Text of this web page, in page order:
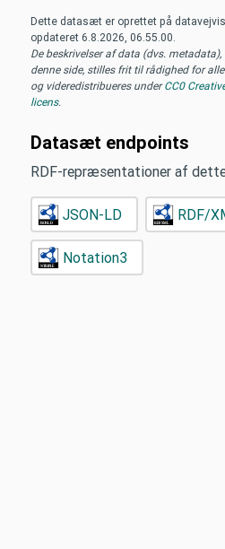
Dette datasæt er oprettet på
opdateret 6.8.2026, 06.55.00
De beskrivelser af data (dvs.
denne side, stilles frit til rådighed for
og videredistribueres underCC0
licens.
Datasæt endpoints
RDF-repræsentationer af
JSON-LD RDF/
Notation3